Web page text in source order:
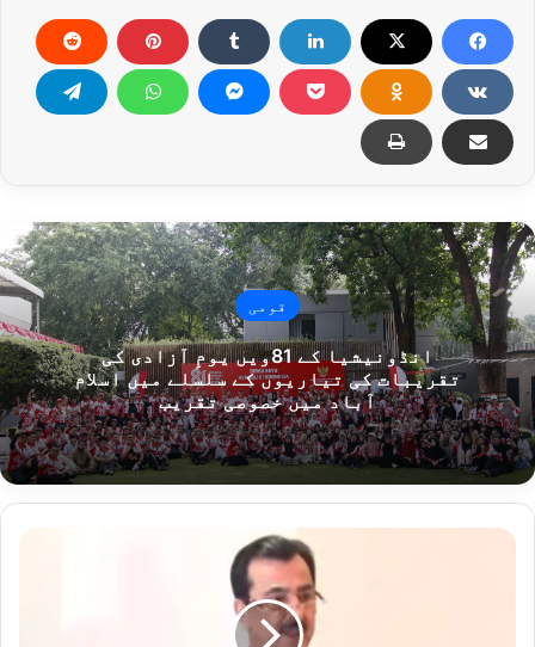
قومی
انڈونیشیا کے 81ویں یومِ آزادی کی
تقریبات کی تیاریوں کے سلسلے میں اسلام
آباد میں خصوصی تقریب
پاکستان